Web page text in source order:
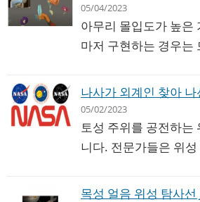
05/04/2023
아무리 몰입도가 높은
마저 구현하는 경우는
나사가 외계인 찾아 나
05/02/2023
토성 주위를 공전하는
니다. 전문가들은 위
목성 얼음 위성 탐사선